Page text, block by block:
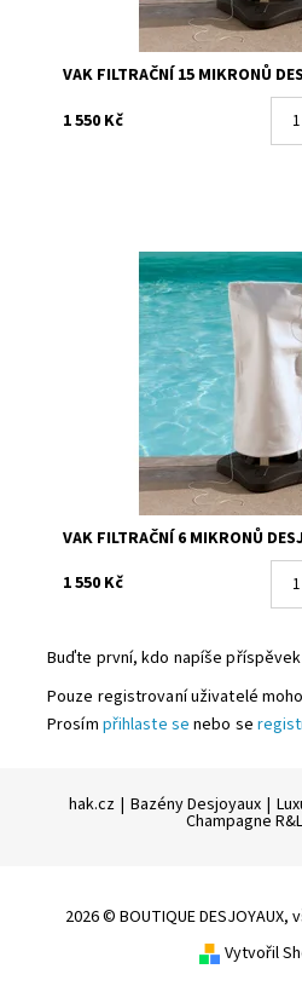
VAK FILTRAČNÍ 15 MIKRONŮ
1 550 Kč
Filtrační vak 6 mikronů
nečistoty. Vhodný pro všechny
110. Filtrační sáček 6...
Dostupnost:
Skladem
19695
Desjoyaux
VAK FILTRAČNÍ 6 MIKRONŮ
1 550 Kč
Buďte první, kdo napíše
Pouze registrovaní uživatelé
Prosím přihlaste se nebo se
hak.cz | Bazény Desjoyaux |
Champagne
2026 © BOUTIQUE
Vytvořil